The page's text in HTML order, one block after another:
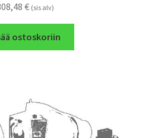
€ (sis alv)
ostoskoriin